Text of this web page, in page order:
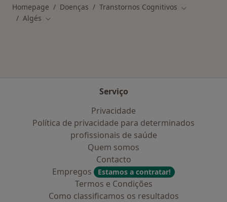
Homepage Doenças Transtornos Cognitivos Mudar de
Algés Mudar de cidade
Serviço
Privacidade
Política de privacidade para determinados
profissionais de saúde
Quem somos
Contacto
Empregos
Estamos a contratar!
Termos e Condições
Como classificamos os resultados